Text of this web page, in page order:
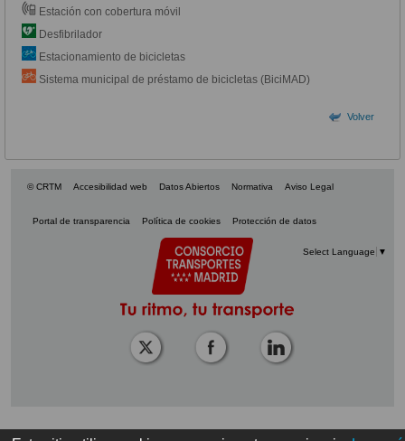
Estación con cobertura móvil
Desfibrilador
Estacionamiento de bicicletas
Sistema municipal de préstamo de bicicletas (BiciMAD)
Volver
© CRTM Accesibilidad web Datos Abiertos Normativa Aviso Legal
Portal de transparencia Política de cookies Protección de datos
Select Language ▼